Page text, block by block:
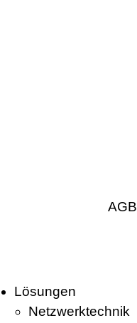
AGB
Lösungen
Netzwerktechnik